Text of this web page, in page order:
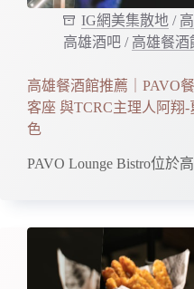
IG網美集散地 /
高雄酒吧 / 高雄餐酒
高雄餐酒館推薦｜PAVO
客座 與TCRC主理人阿翔
色
PAVO Lounge Bistro位於